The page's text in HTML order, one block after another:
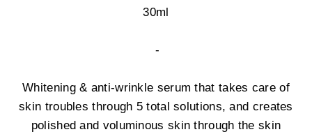
30ml
-
Whitening & anti-wrinkle serum that takes care of
skin troubles through 5 total solutions, and creates
polished and voluminous skin through the skin